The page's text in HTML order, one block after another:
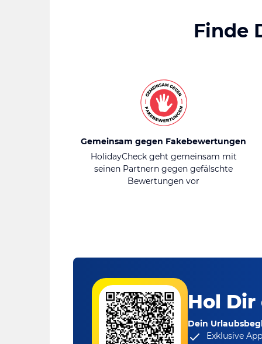
Finde
Gemeinsam gegen Fakebewertungen
HolidayCheck geht gemeinsam mit
seinen Partnern gegen gefälschte
Bewertungen vor
Hol Dir
Dein
Exklusive